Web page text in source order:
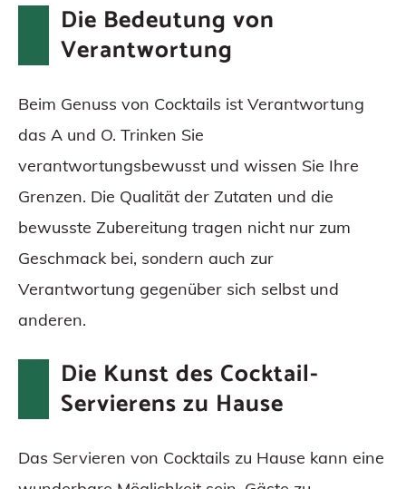
Die Bedeutung von
Verantwortung
Beim Genuss von Cocktails ist Verantwortung
das A und O. Trinken Sie
verantwortungsbewusst und wissen Sie Ihre
Grenzen. Die Qualität der Zutaten und die
bewusste Zubereitung tragen nicht nur zum
Geschmack bei, sondern auch zur
Verantwortung gegenüber sich selbst und
anderen.
Die Kunst des Cocktail-
Servierens zu Hause
Das Servieren von Cocktails zu Hause kann eine